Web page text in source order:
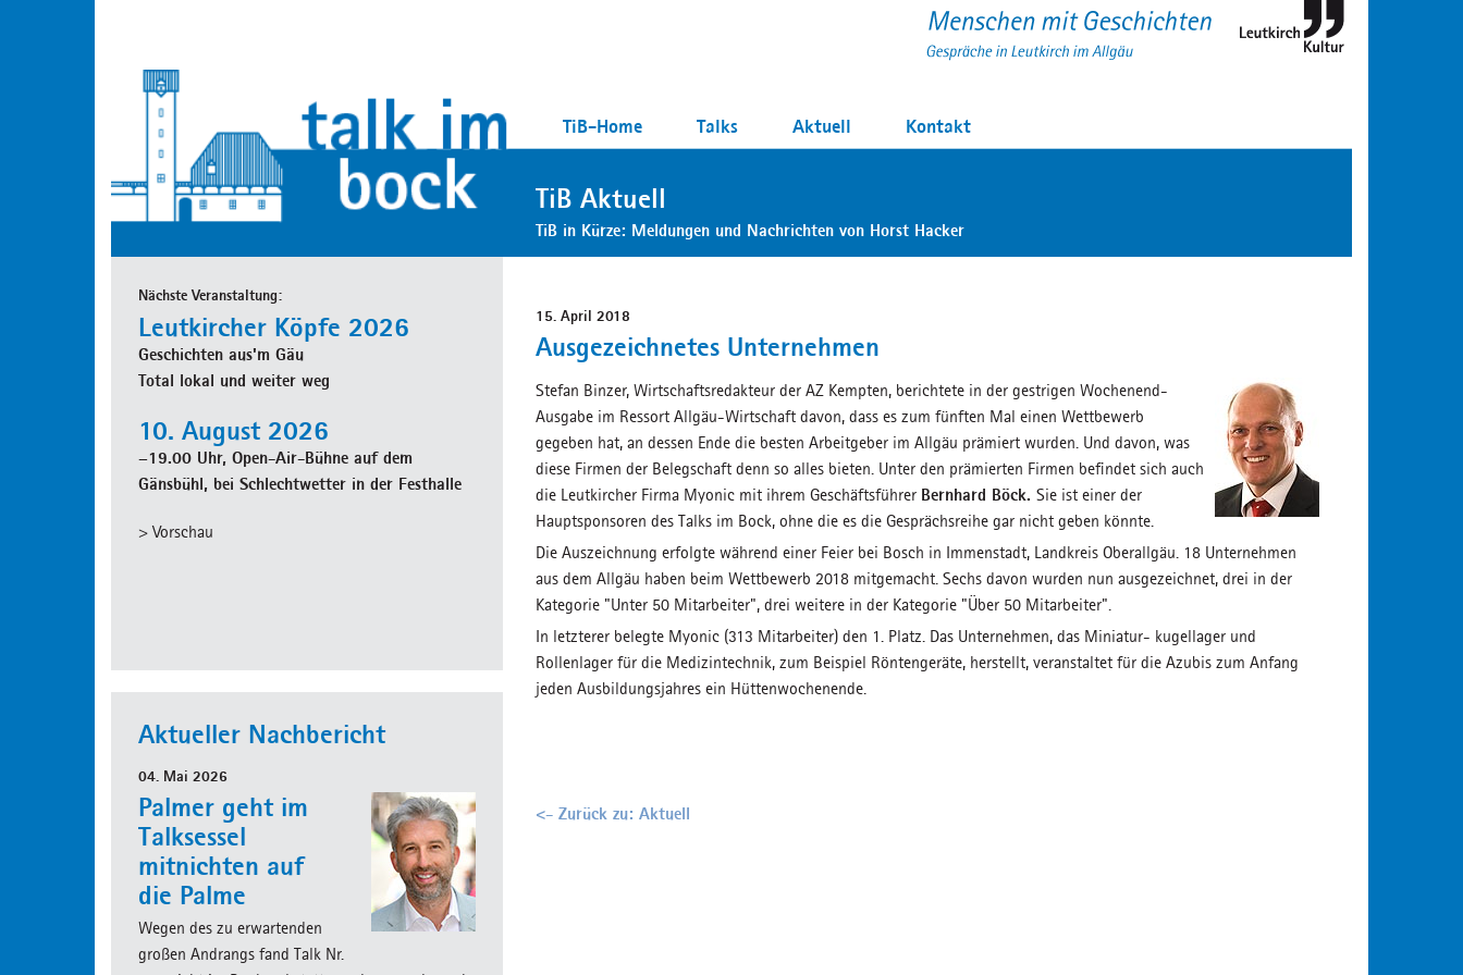
TiB-Home Talks Aktuell Kontakt
TiB Aktuell
TiB in Kürze: Meldungen und Nachrichten von Horst Hacker
Nächste Veranstaltung:
Leutkircher Köpfe 2026
Geschichten aus'm Gäu
Total lokal und weiter weg
10. August 2026
–19.00 Uhr, Open-Air-Bühne auf dem
Gänsbühl, bei Schlechtwetter in der Festhalle
> Vorschau
Aktueller Nachbericht
04. Mai 2026
Palmer geht im
Talksessel
mitnichten auf
die Palme
Wegen des zu erwartenden
großen Andrangs fand Talk Nr.
15. April 2018
Ausgezeichnetes Unternehmen
Stefan Binzer, Wirtschaftsredakteur der AZ Kempten, berichtete in der gestrigen Wochenend-
Ausgabe im Ressort Allgäu-Wirtschaft davon, dass es zum fünften Mal einen Wettbewerb
gegeben hat, an dessen Ende die besten Arbeitgeber im Allgäu prämiert wurden. Und davon, was
diese Firmen der Belegschaft denn so alles bieten. Unter den prämierten Firmen befindet sich auch
die Leutkircher Firma Myonic mit ihrem Geschäftsführer Bernhard Böck. Sie ist einer der
Hauptsponsoren des Talks im Bock, ohne die es die Gesprächsreihe gar nicht geben könnte.
Die Auszeichnung erfolgte während einer Feier bei Bosch in Immenstadt, Landkreis Oberallgäu. 18 Unternehmen
aus dem Allgäu haben beim Wettbewerb 2018 mitgemacht. Sechs davon wurden nun ausgezeichnet, drei in der
Kategorie "Unter 50 Mitarbeiter", drei weitere in der Kategorie "Über 50 Mitarbeiter".
In letzterer belegte Myonic (313 Mitarbeiter) den 1. Platz. Das Unternehmen, das Miniatur- kugellager und
Rollenlager für die Medizintechnik, zum Beispiel Röntengeräte, herstellt, veranstaltet für die Azubis zum Anfang
jeden Ausbildungsjahres ein Hüttenwochenende.
<- Zurück zu: Aktuell